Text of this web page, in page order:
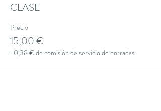
CLASE
Precio
15,00 €
+0,38 € de comisión de servicio de entradas